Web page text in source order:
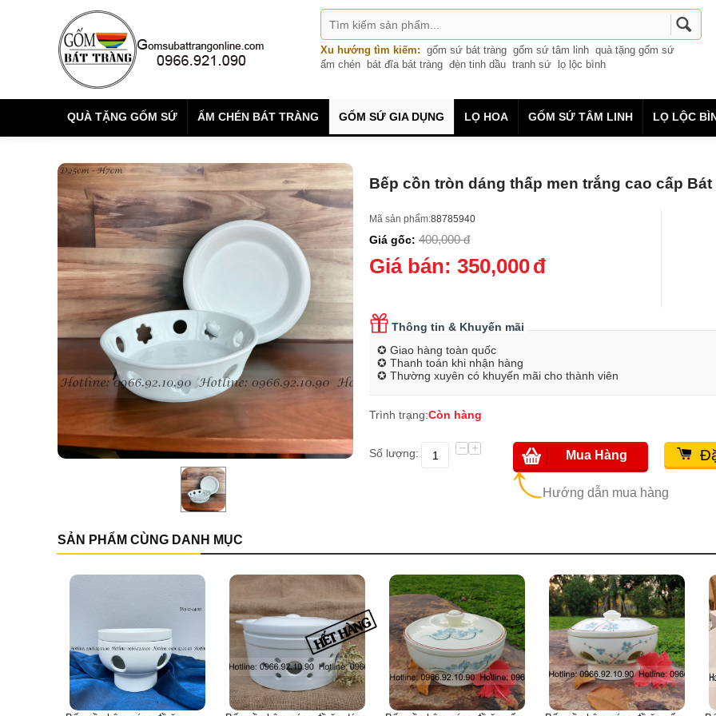
Xu hướng tìm kiếm: gốm sứ bát tràng gốm sứ tâm linh quà tặng gốm sứ
ấm chén
bát đĩa bát tràng đèn tinh dầu tranh sứ lọ lộc bình
QUÀ TẶNG GỐM SỨ ẤM CHÉN BÁT TRÀNG GỐM SỨ GIA DỤNG LỌ HOA GỐM SỨ TÂM LINH LỌ LỘC
Bếp cồn tròn dáng thấp men trắng cao cấp Bát
Mã sản phẩm:88785940
Giá gốc: 400,000 đ
Giá bán: 350,000đ
Thông tin & Khuyến mãi
✪ Giao hàng toàn quốc
✪ Thanh toán khi nhận hàng
✪ Thường xuyên có khuyến mãi cho thành viên
Trình trạng:Còn hàng
Số lượng: +
−
Hướng dẫn mua hàng
Mua Hàng
SẢN PHẨM CÙNG DANH MỤC